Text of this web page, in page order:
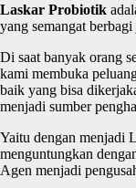
Laskar Probiotik
yang semangat
Di saat banyak orang
kami membuka
baik yang bisa
menjadi sumber
Yaitu dengan menjadi
menguntungkan
Agen menjadi